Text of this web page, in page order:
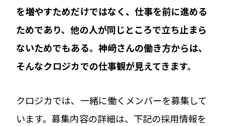
を増やすためだけではなく、仕事を前に進める
ためであり、他の人が同じところで立ち止まら
ないためでもある。神﨑さんの働き方からは、
そんなクロジカでの仕事観が見えてきます。
クロジカでは、一緒に働くメンバーを募集して
います。募集内容の詳細は、下記の採用情報を